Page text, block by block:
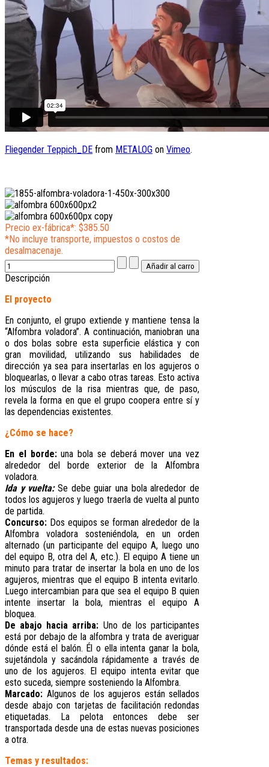
Fliegender Teppich_DE from METALOG on Vimeo.
Precio ex-fábrica*: $385.50
*No incluye transporte, impuestos o costos de
desalmacenaje.
Descripción
El proyecto
En conjunto, el grupo extiende y mantiene tensa la
“Alfombra voladora”. A continuación, maniobran una
o dos bolas sobre esta superficie elástica y con
gran movilidad, utilizando sus habilidades de
dirección ya sea para insertarlas en los agujeros o
bloquearlas, o llevar a cabo otras tareas. Esto activa
los músculos de la risa mientras que, de paso,
revela la forma en que el grupo coopera entre sí y
las dependencias existentes.
¿Cómo se hace?
En el borde:una bola se deberá mover una vez
alrededor del borde exterior de la Alfombra
voladora.
Ida y vuelta:Se debe guiar una bola alrededor de
todos los agujeros y luego traerla de vuelta al punto
de partida.
Concurso: Dos equipos se forman alrededor de la
Alfombra voladora sosteniéndola, en un orden
alternado (un participante del equipo A, luego uno
del equipo B, otra del A, etc.). El equipo A tiene un
minuto para tratar de insertar la bola en uno de los
agujeros, mientras que el equipo B intenta evitarlo.
Luego intercambian para que sea el equipo B quien
intente insertar la bola, mientras el equipo A
bloquea.
De abajo hacia arriba: Uno de los participantes
está por debajo de la alfombra y trata de averiguar
dónde está el balón. Él o ella intenta ganar la bola,
sujetándola y sacándola rápidamente a través de
uno de los agujeros. El equipo intenta evitar que
esto suceda, siempre sosteniendo la Alfombra.
Marcado: Algunos de los agujeros están sellados
desde abajo con tarjetas de facilitación redondas
etiquetadas. La pelota entonces debe ser
transportada desde una de estas nuevas posiciones
a otra.
Temas y resultados: